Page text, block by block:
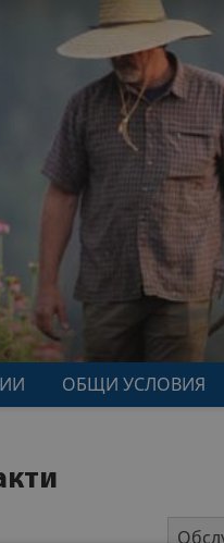
ОБЩИ УСЛОВИЯ